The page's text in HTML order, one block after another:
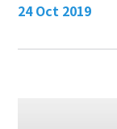
24 Oct 2019